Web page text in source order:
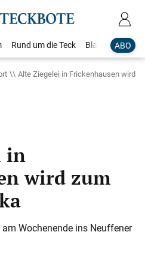
ABO
Rund um die Teck Blaulicht
Alte Ziegelei in Frickenhausen wird
in
wird zum
am Wochenende ins Neuffener